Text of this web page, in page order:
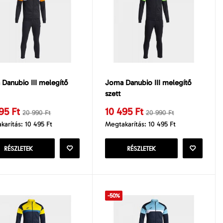
Danubio III melegítő
Ft 20 990 Ft
10 495 Ft
RÉSZLETEK
Joma Danubio III melegítő
szett
10 495 Ft 20 990 Ft
Megtakarítás: 10 495 Ft
RÉSZLETEK
-50%